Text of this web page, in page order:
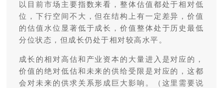
以目前市场主要指数来看，整体估值都处于相对低
位，下行空间不大，但在结构上有一定差异，价值
的估值水位显著低于成长，价值整体处于历史最低
分位状态，但成长仍处于相对较高水平。
成长的相对高估和产业资本的大量进入是对应的，
价值的绝对低估和未来的供给受限是对应的，这都
会对未来的供求关系形成巨大影响。（这里需要说